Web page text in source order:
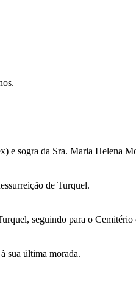
e sogra da Sra. Maria Helena
de Turquel.
seguindo para o
sua última morada.